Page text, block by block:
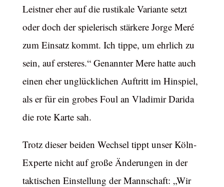
Leistner eher auf die rustikale Variante setzt
oder doch der spielerisch stärkere Jorge Meré
zum Einsatz kommt. Ich tippe, um ehrlich zu
sein, auf ersteres.“ Genannter Mere hatte auch
einen eher unglücklichen Auftritt im Hinspiel,
als er für ein grobes Foul an Vladimir Darida
die rote Karte sah.
Trotz dieser beiden Wechsel tippt unser Köln-
Experte nicht auf große Änderungen in der
taktischen Einstellung der Mannschaft: „Wir